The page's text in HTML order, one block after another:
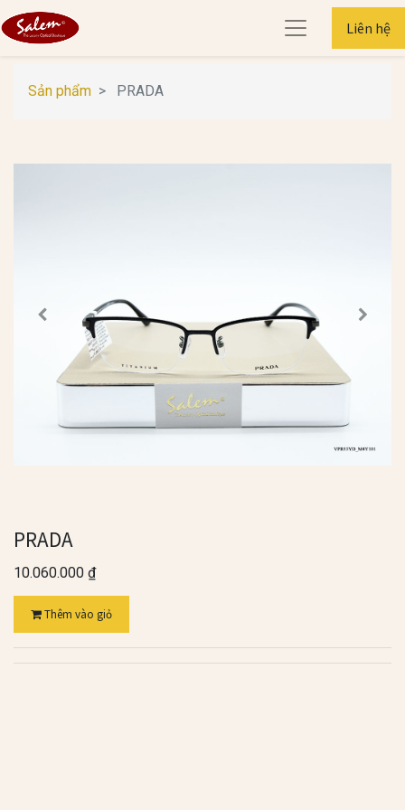
Liên hệ
Sản phẩm PRADA
PRADA
10.060.000 ₫
Thêm vào giỏ